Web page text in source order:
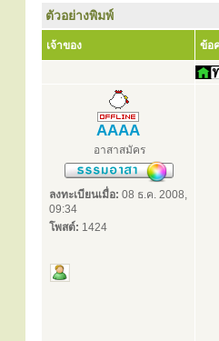
ตัวอย่างพิมพ์
เจ้าของ ข้อ
AAAA
อาสาสมัคร
ลงทะเบียนเมื่อ: 08 ธ.ค. 2008,
09:34
โพสต์: 1424